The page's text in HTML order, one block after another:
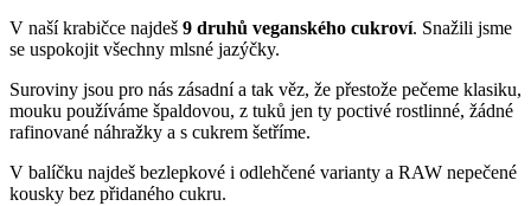
V naší krabičce najdeš 9 druhů veganského cukroví. Snažili jsme
se uspokojit všechny mlsné jazýčky.
Suroviny jsou pro nás zásadní a tak věz, že přestože pečeme klasiku,
mouku používáme špaldovou, z tuků jen ty poctivé rostlinné, žádné
rafinované náhražky a s cukrem šetříme.
V balíčku najdeš bezlepkové i odlehčené varianty a RAW nepečené
kousky bez přidaného cukru.